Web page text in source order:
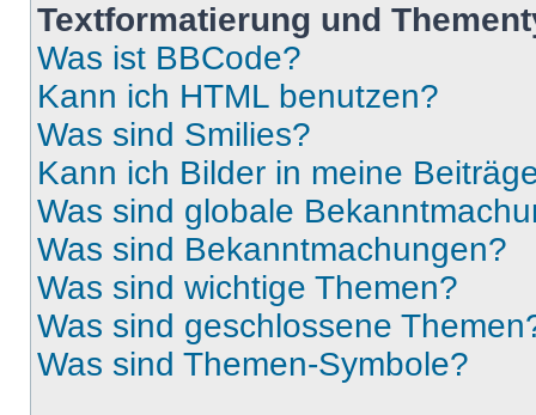
Textformatierung und
Was ist BBCode?
Kann ich HTML benutzen?
Was sind Smilies?
Kann ich Bilder in meine
Was sind globale
Was sind Bekanntmachungen?
Was sind wichtige Themen?
Was sind geschlossene
Was sind Themen-Symbole?